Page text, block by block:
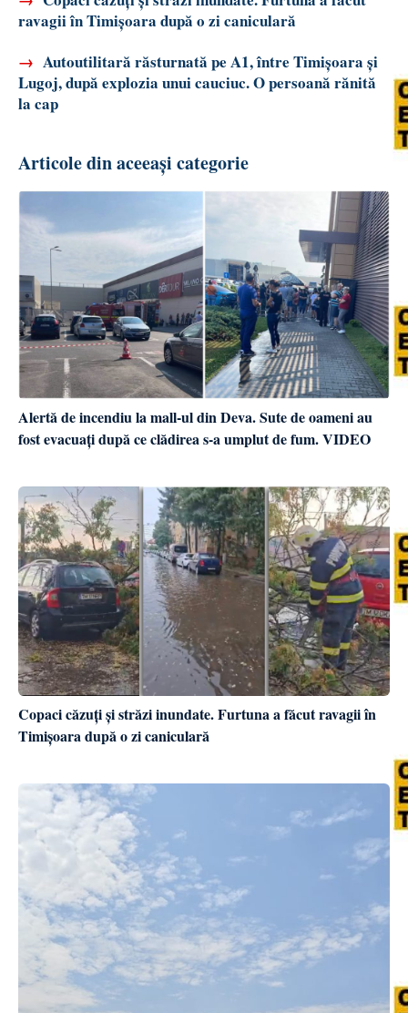
ravagii în Timișoara după o zi caniculară
→ Autoutilitară răsturnată pe A1, între Timișoara și
Lugoj, după explozia unui cauciuc. O persoană rănită
la cap
Articole din aceeași categorie
Alertă de incendiu la mall-ul din Deva. Sute de oameni au
fost evacuați după ce clădirea s-a umplut de fum. VIDEO
Copaci căzuți și străzi inundate. Furtuna a făcut ravagii în
Timișoara după o zi caniculară